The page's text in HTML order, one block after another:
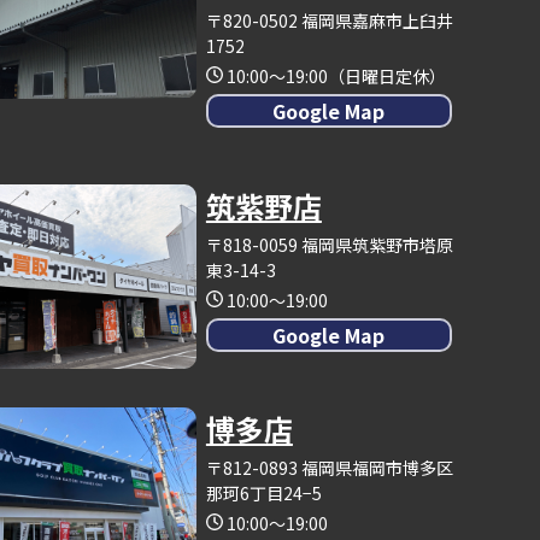
〒820-0502 福岡県嘉麻市上臼井
1752
10:00～19:00（日曜日定休）
Google Map
筑紫野店
〒818-0059 福岡県筑紫野市塔原
東3-14-3
10:00～19:00
Google Map
博多店
〒812-0893 福岡県福岡市博多区
那珂6丁目24−5
10:00～19:00